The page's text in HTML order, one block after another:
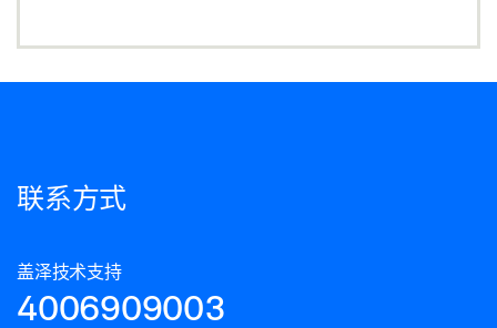
联系方式
盖泽技术支持
4006909003